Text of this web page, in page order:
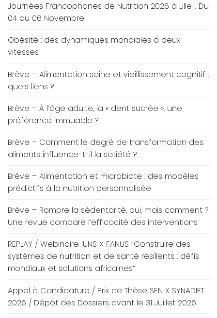
Journées Francophones de Nutrition 2026 à Lille ! Du
04 au 06 Novembre
Obésité : des dynamiques mondiales à deux
vitesses
Brève – Alimentation saine et vieillissement cognitif :
quels liens ?
Brève – À l’âge adulte, la « dent sucrée », une
préférence immuable ?
Brève – Comment le degré de transformation des
aliments influence-t-il la satiété ?
Brève – Alimentation et microbiote : des modèles
prédictifs à la nutrition personnalisée
Brève – Rompre la sédentarité, oui, mais comment ?
Une revue compare l’efficacité des interventions
REPLAY / Webinaire IUNS X FANUS “Construire des
systèmes de nutrition et de santé résilients : défis
mondiaux et solutions africaines”
Appel à Candidature / Prix de Thèse SFN X SYNADIET
2026 / Dépôt des Dossiers avant le 31 Juillet 2026